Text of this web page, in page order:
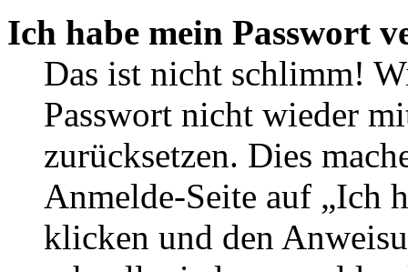
Ich habe mein Passwort
Das ist nicht schlimm!
Passwort nicht wieder
zurücksetzen. Dies
Anmelde-Seite auf „Ich
klicken und den